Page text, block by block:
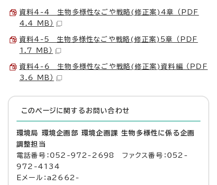
資料4-4 生物多様性なごや戦略(修正案)4章 （PDF
4.4 MB）
資料4-5 生物多様性なごや戦略(修正案)5章 （PDF
1.7 MB）
資料4-6 生物多様性なごや戦略(修正案)資料編 （PDF
3.6 MB）
このページに関する お問い合わせ
環境局 環境企画部 環境企画課 生物多様性に係る企画
調整担当
電話番号：052-972-2698 ファクス番号：052-
972-4134
Eメール：a2662-